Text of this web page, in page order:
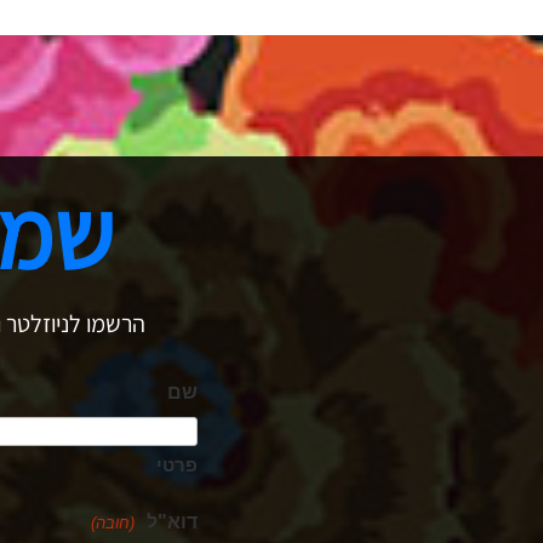
הרשמו
שם
פרטי
דוא"ל (חובה)